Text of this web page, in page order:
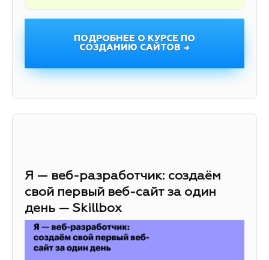
ПОДРОБНЕЕ О КУРСЕ ПО
СОЗДАНИЮ САЙТОВ →
Я — веб-разработчик: создаём
свой первый веб-сайт за один
день — Skillbox